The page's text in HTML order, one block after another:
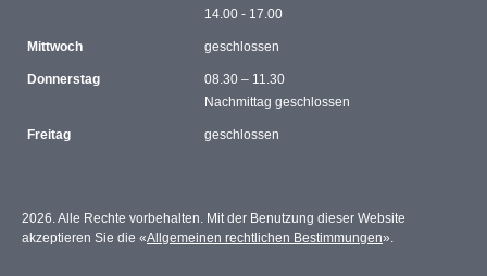
14.00 - 17.00
Mittwoch geschlossen
Donnerstag
08.30 – 11.30
Nachmittag geschlossen
Freitag geschlossen
2026. Alle Rechte vorbehalten. Mit der Benutzung dieser Website
akzeptieren Sie die «Allgemeinen rechtlichen Bestimmungen».